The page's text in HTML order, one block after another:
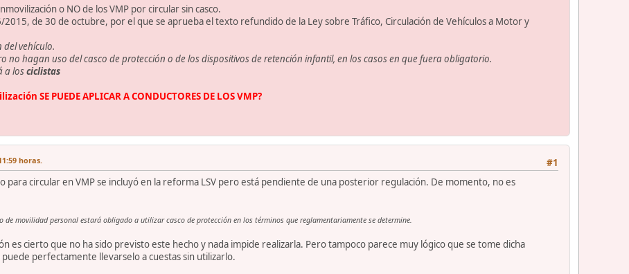
o NO de los VMP por circular sin casco.
2015, de 30 de octubre, por el que se aprueba el texto refundido de la Ley sobre Tráfico, Circulación de Vehículos a Motor y
del vehículo.
no hagan uso del casco de protección o de los dispositivos de retención infantil, en los casos en que fuera obligatorio.
a losciclistas
SE PUEDE APLICAR A CONDUCTORES DE LOS VMP?
#1
horas.
para circular en VMP se incluyó en la reforma LSV pero está pendiente de una posterior regulación. De momento, no es
de movilidad personal estará obligado a utilizar casco de protección en los términos que reglamentariamente se determine.
es cierto que no ha sido previsto este hecho y nada impide realizarla. Pero tampoco parece muy lógico que se tome dicha
perfectamente llevarselo a cuestas sin utilizarlo.